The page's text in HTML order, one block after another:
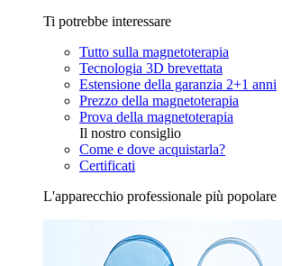
Ti potrebbe interessare
Tutto sulla magnetoterapia
Tecnologia 3D brevettata
Estensione della garanzia 2+1 anni
Prezzo della magnetoterapia
Prova della magnetoterapia
Il nostro consiglio
Come e dove acquistarla?
Certificati
L'apparecchio professionale più popolare